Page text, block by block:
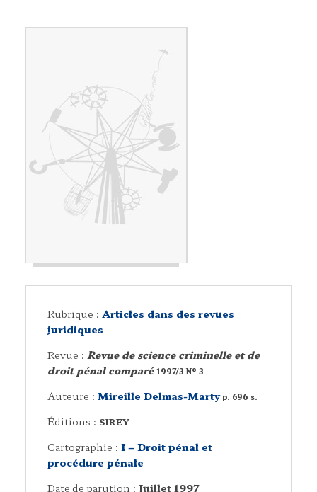
Rubrique : Articles dans des revues
juridiques
Revue : Revue de science criminelle et de
droit pénal comparé 1997/3 N° 3
Auteure : Mireille Delmas-Marty p. 696 s.
Éditions : SIREY
Cartographie : I – Droit pénal et
procédure pénale
Date de parution : Juillet 1997